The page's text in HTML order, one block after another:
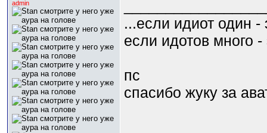
admin
...если идиот один -
если идотов много
пс
спасибо жуку за